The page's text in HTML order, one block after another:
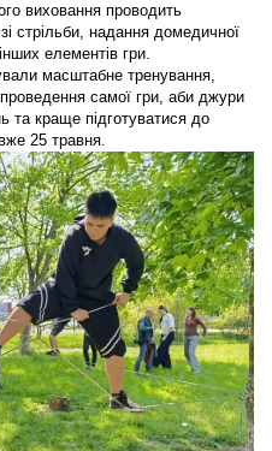
виховання проводить
стрільби, надання домедичної
елементів гри.
масштабне тренування,
самої гри, аби джури
та краще підготуватися до
25 травня.